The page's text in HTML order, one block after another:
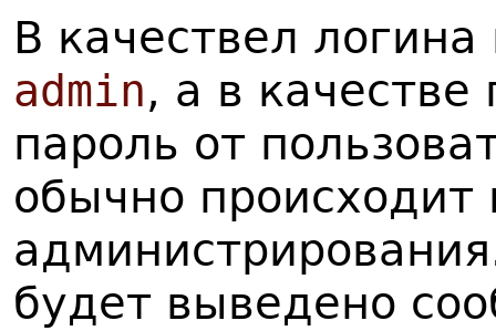
В качествел
admin, а в качестве
пароль от
обычно происходит
будет выведено